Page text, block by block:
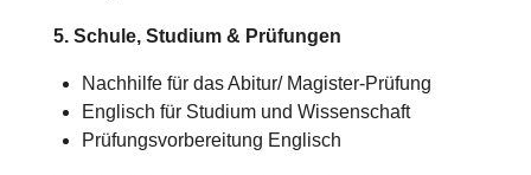
5. Schule, Studium & Prüfungen
Nachhilfe für das Abitur/ Magister-Prüfung
Englisch für Studium und Wissenschaft
Prüfungsvorbereitung Englisch